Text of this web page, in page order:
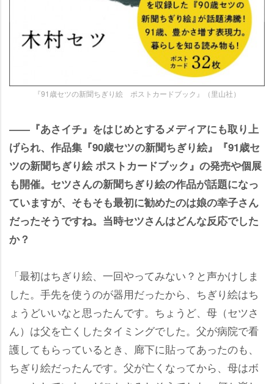
『91歳セツの新聞ちぎり絵 ポストカードブック』（里山社）
――『あさイチ』をはじめとするメディアにも取り上
げられ、作品集『90歳セツの新聞ちぎり絵』『91歳セ
ツの新聞ちぎり絵 ポストカードブック』の発売や個展
も開催。セツさんの新聞ちぎり絵の作品が話題になっ
ていますが、そもそも最初に勧めたのは娘の幸子さん
だったそうですね。当時セツさんはどんな反応でした
か？
「最初はちぎり絵、一回やってみない？と声かけしま
した。手先を使うのが器用だったから、ちぎり絵はち
ょうどいいなと思ったんです。ちょうど、母（セツさ
ん）は父を亡くしたタイミングでした。父が病院で看
護してもらっているとき、廊下に貼ってあったのも、
ちぎり絵だったんです。父が亡くなってから、母はボ